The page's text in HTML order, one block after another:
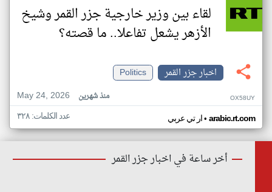
لقاء بين وزير خارجية جزر القمر وشيخ
الأزهر يشعل تفاعلا.. ما قصته؟
اخبار جزر القمر
Politics
May 24, 2026
منذ شهرين OX58UY
ار تي عربي• arabic.rt.com عدد الكلمات: ٣٢٨
أخر ساعة في اخبار جزر القمر